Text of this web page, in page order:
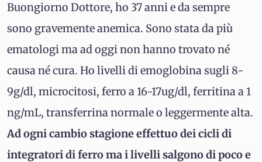
Buongiorno Dottore, ho 37 anni e da sempre
sono gravemente anemica. Sono stata da più
ematologi ma ad oggi non hanno trovato né
causa né cura. Ho livelli di emoglobina sugli 8-
9g/dl, microcitosi, ferro a 16-17ug/dl, ferritina a 1
ng/mL, transferrina normale o leggermente alta.
Ad ogni cambio stagione effettuo dei cicli di
integratori di ferro ma i livelli salgono di poco e